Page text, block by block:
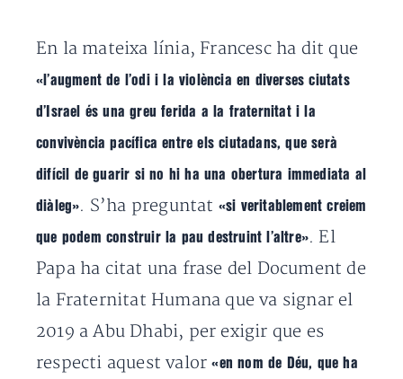
En la mateixa línia, Francesc ha dit que
«l’augment de l’odi i la violència en diverses ciutats
d’Israel és una greu ferida a la fraternitat i la
convivència pacífica entre els ciutadans, que serà
difícil de guarir si no hi ha una obertura immediata al
diàleg». S’ha preguntat «si veritablement creiem
que podem construir la pau destruint l’altre». El
Papa ha citat una frase del Document de
la Fraternitat Humana que va signar el
2019 a Abu Dhabi, per exigir que es
respecti aquest valor «en nom de Déu, que ha